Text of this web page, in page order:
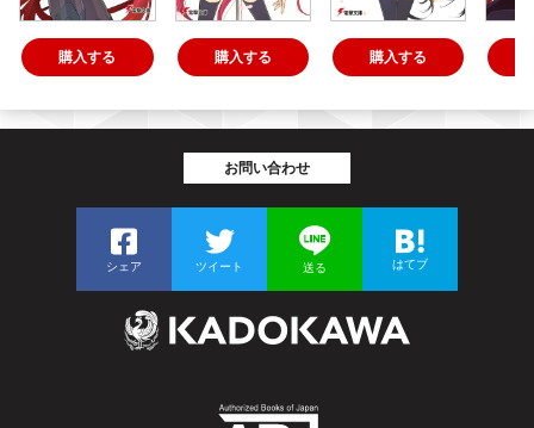
購入する 購入する 購入する
お問い合わせ
シェア ツイート 送る はてブ